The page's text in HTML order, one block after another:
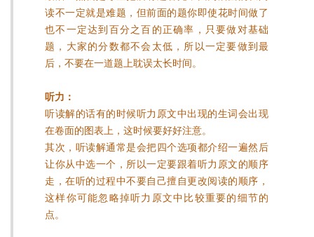
读不一定就是难题，但前面的题你即使花时间做了
也不一定达到百分之百的正确率，只要做对基础
题，大家的分数都不会太低，所以一定要做到最
后，不要在一道题上耽误太长时间。
听力：
听读解的话有的时候听力原文中出现的生词会出现
在卷面的图表上，这时候要好好注意。
其次，听读解通常是会把四个选项都介绍一遍然后
让你从中选一个，所以一定要跟着听力原文的顺序
走，在听的过程中不要自己擅自更改阅读的顺序，
这样你可能忽略掉听力原文中比较重要的细节的
点。